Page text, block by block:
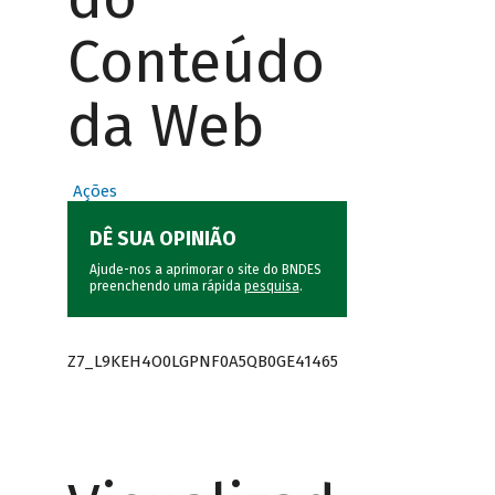
Conteúdo
da Web
Ações
DÊ SUA OPINIÃO
Ajude-nos a aprimorar o site do BNDES
preenchendo uma rápida pesquisa.
Z7_L9KEH4O0LGPNF0A5QB0GE41465